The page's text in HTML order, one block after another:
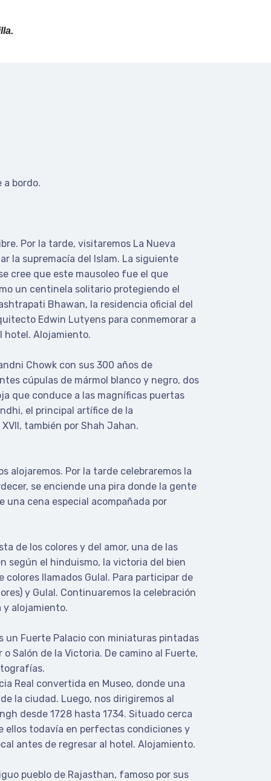
a bordo.
Por la tarde, visitaremos La Nueva
la supremacía del Islam. La siguiente
cree que este mausoleo fue el que
un centinela solitario protegiendo el
Bhawan, la residencia oficial del
Edwin Lutyens para conmemorar a
hotel. Alojamiento.
Chowk con sus 300 años de
cúpulas de mármol blanco y negro, dos
que conduce a las magníficas puertas
el principal artífice de la
también por Shah Jahan.
alojaremos. Por la tarde celebraremos la
se enciende una pira donde la gente
cena especial acompañada por
de los colores y del amor, una de las
según el hinduismo, la victoria del bien
llamados Gulal. Para participar de
y Gulal. Continuaremos la celebración
y alojamiento.
un Fuerte Palacio con miniaturas pintadas
Salón de la Victoria. De camino al Fuerte,
Real convertida en Museo, donde una
la ciudad. Luego, nos dirigiremos al
desde 1728 hasta 1734. Situado cerca
ellos todavía en perfectas condiciones y
antes de regresar al hotel. Alojamiento.
pueblo de Rajasthan, famoso por sus